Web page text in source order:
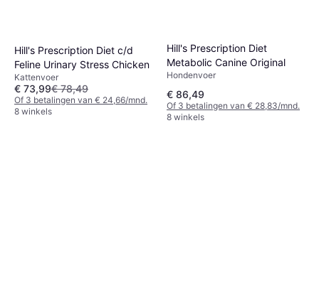
Hill's Prescription Diet c/d
Feline Urinary Stress Chicken
Kattenvoer
€ 73,99€ 78,49
Of 3 betalingen van € 24,66/mnd.
8 winkels
Hill's Prescription Diet
Metabolic Canine Original
Hondenvoer
€ 86,49
Of 3 betalingen van € 28,83/mnd.
8 winkels